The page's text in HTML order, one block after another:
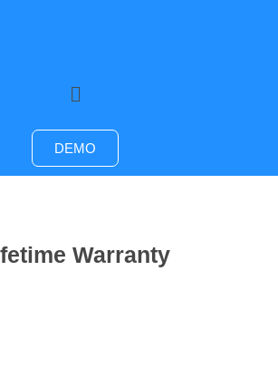
DEMO
Warranty